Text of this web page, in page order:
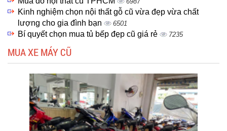
Kinh nghiệm chọn nội thất gỗ cũ vừa đẹp vừa chất
lượng cho gia đình bạn
6501
Bí quyết chọn mua tủ bếp đẹp cũ giá rẻ 7235
MUA XE MÁY CŨ